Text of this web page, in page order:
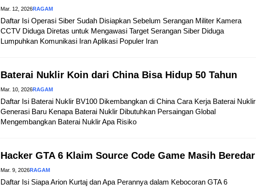
Mar. 12, 2026RAGAM
Daftar Isi Operasi Siber Sudah Disiapkan Sebelum Serangan Militer Kamera
CCTV Diduga Diretas untuk Mengawasi Target Serangan Siber Diduga
Lumpuhkan Komunikasi Iran Aplikasi Populer Iran
Baterai Nuklir Koin dari China Bisa Hidup 50 Tahun
Mar. 10, 2026RAGAM
Daftar Isi Baterai Nuklir BV100 Dikembangkan di China Cara Kerja Baterai Nuklir
Generasi Baru Kenapa Baterai Nuklir Dibutuhkan Persaingan Global
Mengembangkan Baterai Nuklir Apa Risiko
Hacker GTA 6 Klaim Source Code Game Masih Beredar
Mar. 9, 2026RAGAM
Daftar Isi Siapa Arion Kurtaj dan Apa Perannya dalam Kebocoran GTA 6